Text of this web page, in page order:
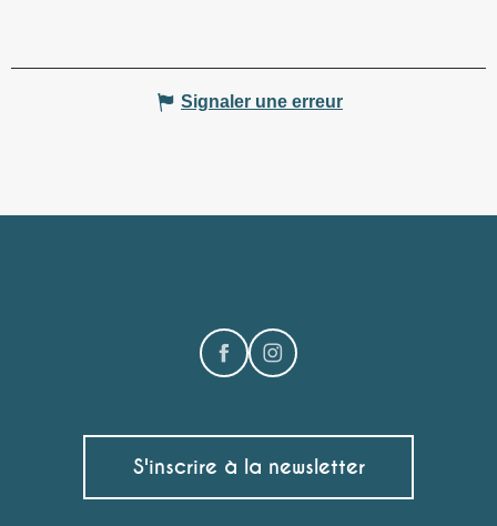
Signaler une erreur
S'inscrire à la newsletter